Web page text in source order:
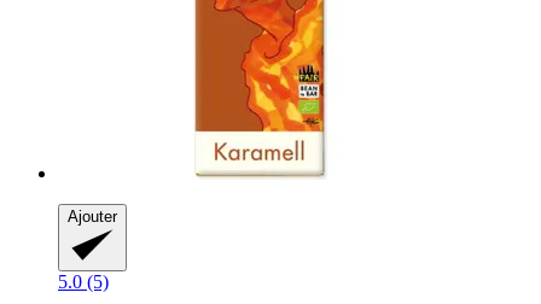
Ajouter
5.0 (5)